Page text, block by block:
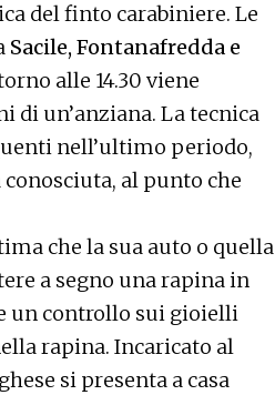
del finto carabiniere. Le
Sacile, Fontanafredda e
alle 14.30 viene
di un’anziana. La tecnica
nell’ultimo periodo,
al punto che
che la sua auto o quella
a segno una rapina in
un controllo sui gioielli
rapina. Incaricato al
si presenta a casa